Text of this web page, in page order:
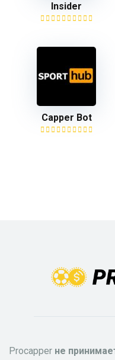
Insider
Capper Bot
Procapper не